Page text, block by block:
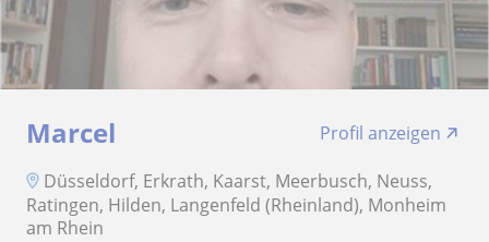
Marcel
Profil anzeigen
Düsseldorf, Erkrath, Kaarst, Meerbusch, Neuss,
Ratingen, Hilden, Langenfeld (Rheinland), Monheim
am Rhein